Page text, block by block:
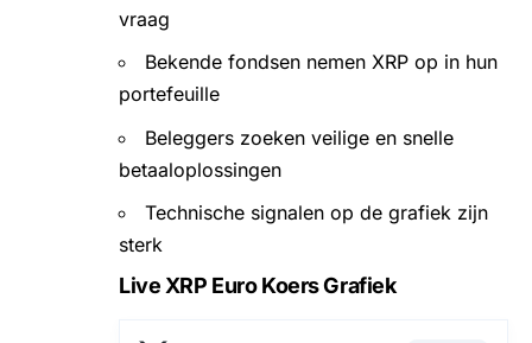
vraag
Bekende fondsen nemen XRP op in hun
portefeuille
Beleggers zoeken veilige en snelle
betaaloplossingen
Technische signalen op de grafiek zijn
sterk
Live XRP Euro Koers Grafiek